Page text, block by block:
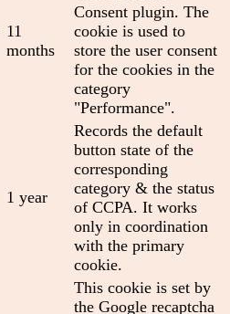
11
months
Consent plugin. The
cookie is used to
store the user consent
for the cookies in the
category
"Performance".
1 year
Records the default
button state of the
corresponding
category & the status
of CCPA. It works
only in coordination
with the primary
cookie.
This cookie is set by
the Google recaptcha